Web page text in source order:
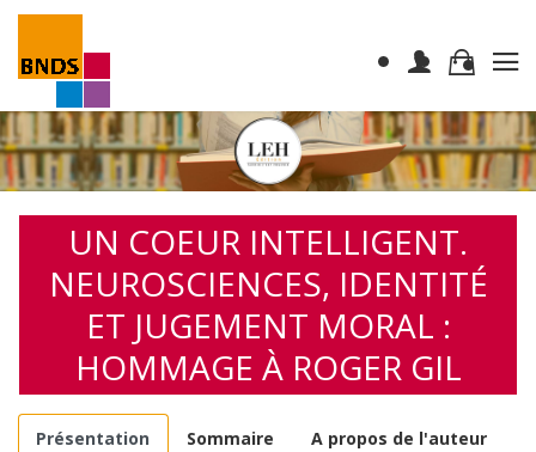
UN COEUR INTELLIGENT.
NEUROSCIENCES, IDENTITÉ
ET JUGEMENT MORAL :
HOMMAGE À ROGER GIL
Présentation Sommaire A propos de l'auteur